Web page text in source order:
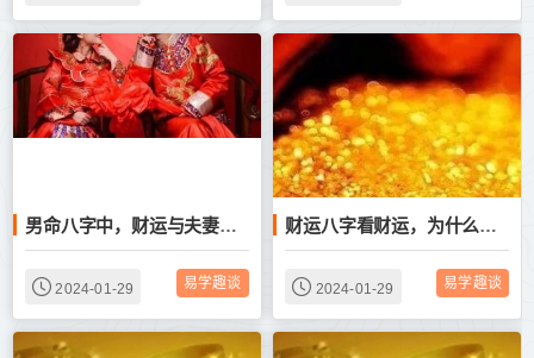
男命八字中，财运与夫妻感情有何关系
2024-01-29 易学趣谈
财运八字看财运，为什么你总是赚不到钱
2024-01-29 易学趣谈